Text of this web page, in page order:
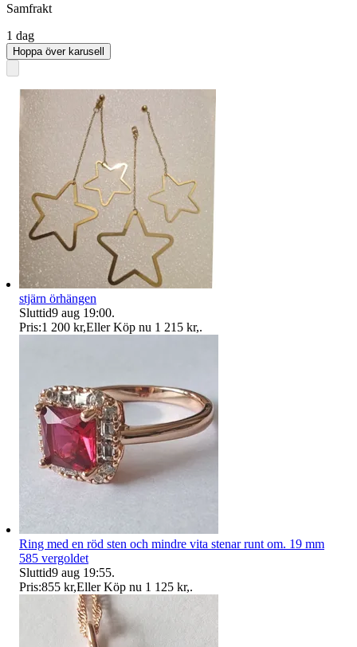
Samfrakt
1 dag
Hoppa över karusell
stjärn örhängen
Sluttid9 aug 19:00.
Pris:1 200 kr,Eller Köp nu 1 215 kr,.
Ring med en röd sten och mindre vita stenar runt om. 19 mm
585 vergoldet
Sluttid9 aug 19:55.
Pris:855 kr,Eller Köp nu 1 125 kr,.